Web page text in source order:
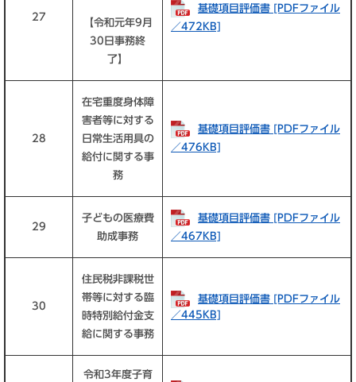
27
【令和元年9月
30日事務終
了】
基礎項目評価書 [PDFファイル
／472KB]
28
在宅重度身体障
害者等に対する
日常生活用具の
給付に関する事
務
基礎項目評価書 [PDFファイル
／476KB]
29
子どもの医療費
助成事務
基礎項目評価書 [PDFファイル
／467KB]
30
住民税非課税世
帯等に対する臨
時特別給付金支
給に関する事務
基礎項目評価書 [PDFファイル
／445KB]
令和3年度子育